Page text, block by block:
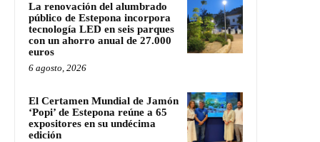
La renovación del alumbrado
público de Estepona incorpora
tecnología LED en seis parques
con un ahorro anual de 27.000
euros
6 agosto, 2026
El Certamen Mundial de Jamón
‘Popi’ de Estepona reúne a 65
expositores en su undécima
edición